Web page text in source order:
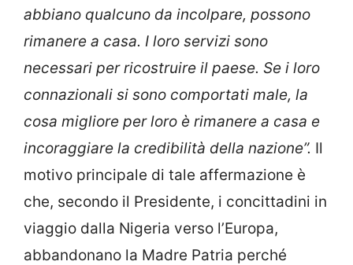
abbiano qualcuno da incolpare, possono
rimanere a casa. I loro servizi sono
necessari per ricostruire il paese. Se i loro
connazionali si sono comportati male, la
cosa migliore per loro è rimanere a casa e
incoraggiare la credibilità della nazione”. Il
motivo principale di tale affermazione è
che, secondo il Presidente, i concittadini in
viaggio dalla Nigeria verso l’Europa,
abbandonano la Madre Patria perché